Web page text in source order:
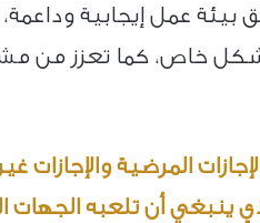
بيئة عمل إيجابية
بشكل خاص، كما تعزز
المرضية والإجازات
ينبغي أن تلعبه